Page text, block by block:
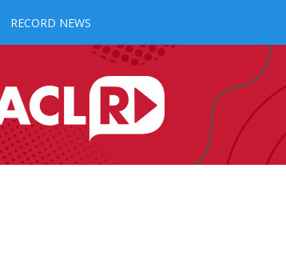
RECORD NEWS